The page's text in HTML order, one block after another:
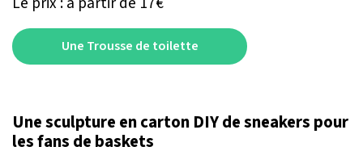
Une Trousse de toilette
Une sculpture en carton DIY de sneakers pour
les fans de baskets